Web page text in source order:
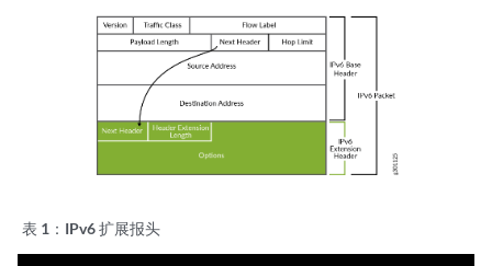
表 1： IPv6 扩展报头